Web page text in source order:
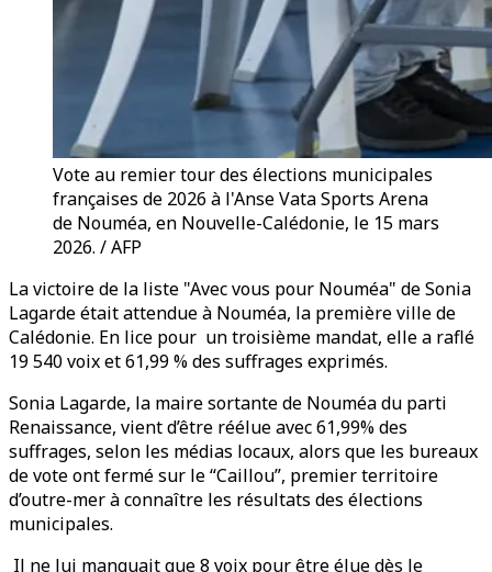
Vote au remier tour des élections municipales
françaises de 2026 à l'Anse Vata Sports Arena
de Nouméa, en Nouvelle-Calédonie, le 15 mars
2026. / AFP
La victoire de la liste "Avec vous pour Nouméa" de Sonia
Lagarde était attendue à Nouméa, la première ville de
Calédonie. En lice pour un troisième mandat, elle a raflé
19 540 voix et 61,99 % des suffrages exprimés.
Sonia Lagarde, la maire sortante de Nouméa du parti
Renaissance, vient d’être réélue avec 61,99% des
suffrages, selon les médias locaux, alors que les bureaux
de vote ont fermé sur le “Caillou”, premier territoire
d’outre-mer à connaître les résultats des élections
municipales.
Il ne lui manquait que 8 voix pour être élue dès le